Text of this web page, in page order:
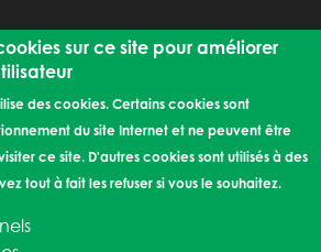
la Consommation
de l'Apaq-W
sur ce site pour améliorer
des cookies. Certains cookies sont
du site Internet et ne peuvent être
ce site. D'autres cookies sont utilisés à des
tout à fait les refuser si vous le souhaitez.